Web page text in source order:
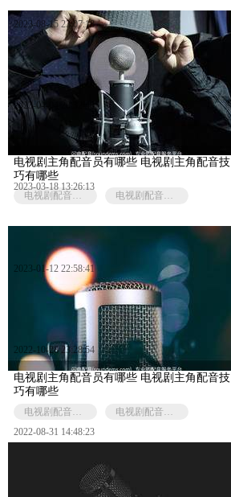
电视剧主角配音员有哪些 电视剧主角配音技
巧有哪些
电视剧配音是演员配音吗 电视剧配音效果
电视剧主角配音员有哪些 电视剧主角配音技
巧有哪些
电视剧配音是演员配音吗 电视剧配音效果
2023-08-15 23:07:18
2023-04-04 20:32:40
2023-03-18 13:26:13
2023-01-12 22:58:41
2022-10-28 23:28:54
2022-08-31 14:48:23